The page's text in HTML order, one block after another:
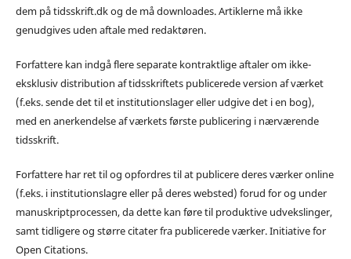
dem på tidsskrift.dk og de må downloades. Artiklerne må ikke
genudgives uden aftale med redaktøren.
Forfattere kan indgå flere separate kontraktlige aftaler om ikke-
eksklusiv distribution af tidsskriftets publicerede version af værket
(f.eks. sende det til et institutionslager eller udgive det i en bog),
med en anerkendelse af værkets første publicering i nærværende
tidsskrift.
Forfattere har ret til og opfordres til at publicere deres værker online
(f.eks. i institutionslagre eller på deres websted) forud for og under
manuskriptprocessen, da dette kan føre til produktive udvekslinger,
samt tidligere og større citater fra publicerede værker. Initiative for
Open Citations.